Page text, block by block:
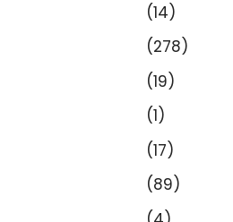
(14)
(278)
(19)
(1)
(17)
(89)